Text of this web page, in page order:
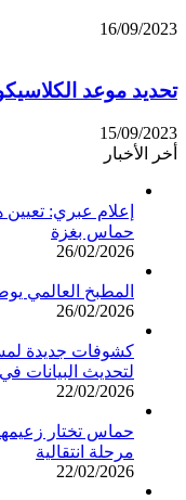
16/09/2023
تحديد موعد الكلاسيكو القادم
15/09/2023
أخر الأخبار
إعلام عبري:
حماس بغزة
26/02/2026
المطبخ العالمي
26/02/2026
كشوفات جديدة
لتحديث البيانات
22/02/2026
حماس تختار
مرحلة انتقالية
22/02/2026